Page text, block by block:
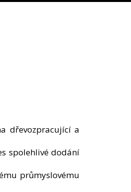
dřevozpracující a
spolehlivé dodání
průmyslovému